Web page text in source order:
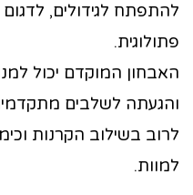
להתפתח לגידולים,
פתולוגית.
האבחון המוקדם יכול
והגעתה לשלבים
לרוב בשילוב הקרנות
למוות.